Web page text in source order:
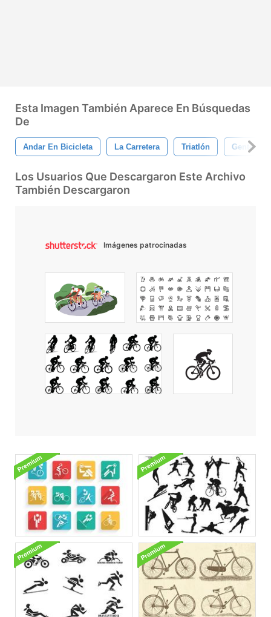
Esta Imagen También Aparece En Búsquedas
De
Andar En Bicicleta La Carretera Triatlón Gente
Los Usuarios Que Descargaron Este Archivo
También Descargaron
Imágenes patrocinadas